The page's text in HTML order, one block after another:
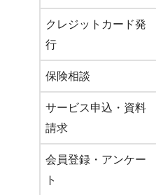
クレジットカード発
行
保険相談
サービス申込・資料
請求
会員登録・アンケー
ト